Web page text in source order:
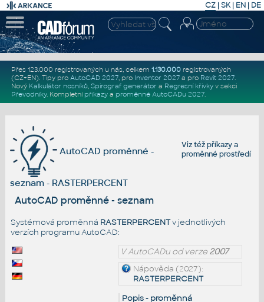
CZ | SK| EN | DE
Přes 123.000 registrovaných u nás, celkem 1.130.000registrovaných
(CZ+EN). Tipy pro AutoCAD 2027, pro Inventor 2027a pro Revit 2027.
Nový Kalkulátor nosníků, Spirograf generátor a Regresní křivkyv sekci
Převodníky. Kompletní příkazya proměnné AutoCADu 2027.
Viz téžpříkazya
proměnné prostředí
AutoCAD proměnné -
seznam - RASTERPERCENT
AutoCAD proměnné - seznam
Systémová proměnná RASTERPERCENTv jednotlivých
verzích programu AutoCAD:
V AutoCADu od verze2007
Nápověda (2027):
RASTERPERCENT
Popis - proměnná